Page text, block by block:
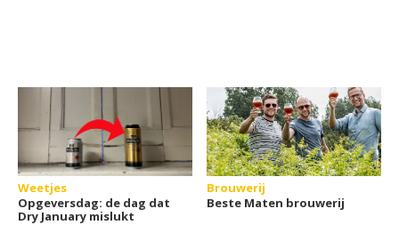
Weetjes
Opgeversdag: de dag dat
Dry January mislukt
Brouwerij
Beste Maten brouwerij